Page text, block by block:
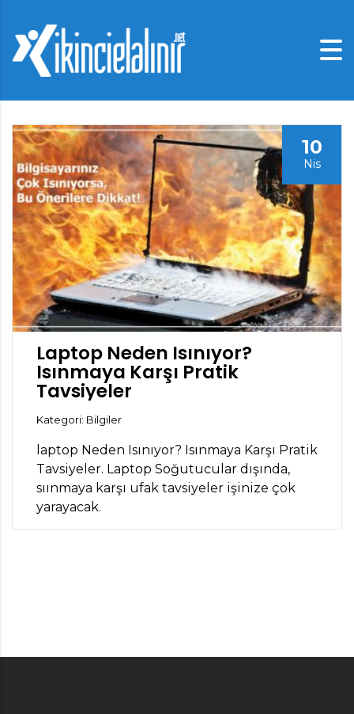
10
Nis
Laptop Neden Isınıyor?
Isınmaya Karşı Pratik
Tavsiyeler
Kategori: Bilgiler
laptop Neden Isınıyor? Isınmaya Karşı Pratik
Tavsiyeler. Laptop Soğutucular dışında,
sıınmaya karşı ufak tavsiyeler işinize çok
yarayacak.